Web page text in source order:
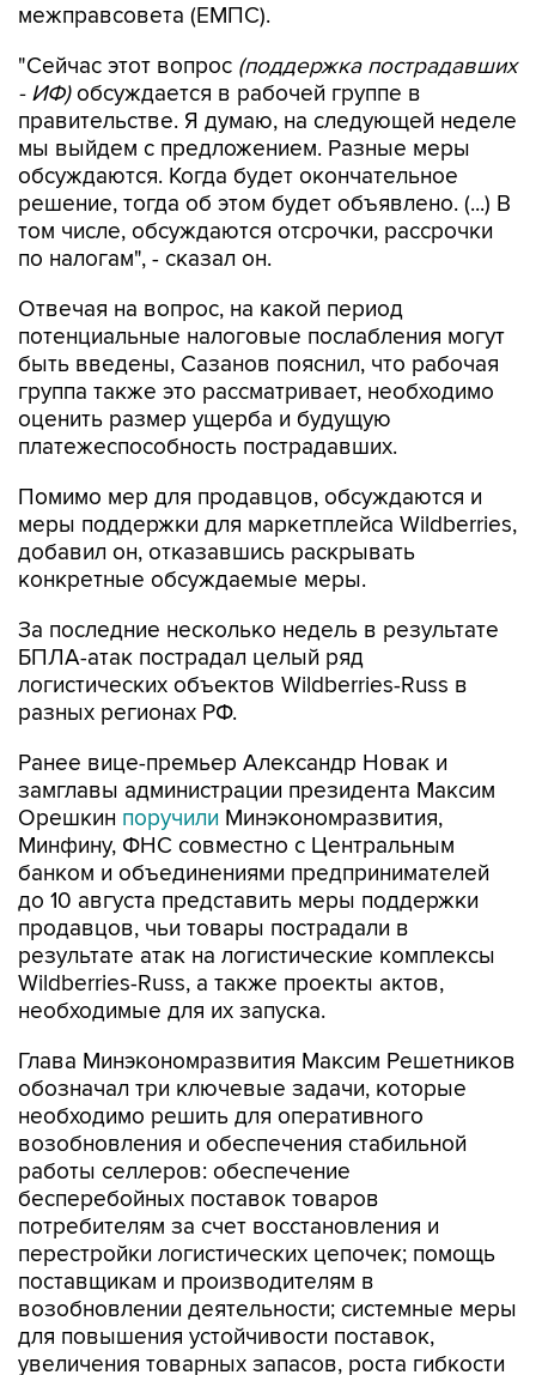
"Сейчас этот вопрос(поддержка пострадавших
правительстве. Я думаю, на следующей неделе
мы выйдем с предложением. Разные меры
обсуждаются. Когда будет окончательное
решение, тогда об этом будет объявлено. (...) В
том числе, обсуждаются отсрочки, рассрочки
по налогам", - сказал он.
Отвечая на вопрос, на какой период
быть введены, Сазанов пояснил, что рабочая
группа также это рассматривает, необходимо
оценить размер ущерба и будущую
платежеспособность пострадавших.
Помимо мер для продавцов, обсуждаются и
добавил он, отказавшись раскрывать
конкретные обсуждаемые меры.
За последние несколько недель в результате
логистических объектов Wildberries-Russ в
разных регионах РФ.
Ранее вице-премьер Александр Новак и
ОрешкинпоручилиМинэкономразвития,
Минфину, ФНС совместно с Центральным
банком и объединениями предпринимателей
до 10 августа представить меры поддержки
продавцов, чьи товары пострадали в
результате атак на логистические комплексы
Wildberries-Russ, а также проекты актов,
необходимые для их запуска.
Глава Минэкономразвития Максим Решетников
необходимо решить для оперативного
возобновления и обеспечения стабильной
работы селлеров: обеспечение
бесперебойных поставок товаров
потребителям за счет восстановления и
перестройки логистических цепочек; помощь
поставщикам и производителям в
возобновлении деятельности; системные меры
для повышения устойчивости поставок,
увеличения товарных запасов, роста гибкости
и оперативности доставки.